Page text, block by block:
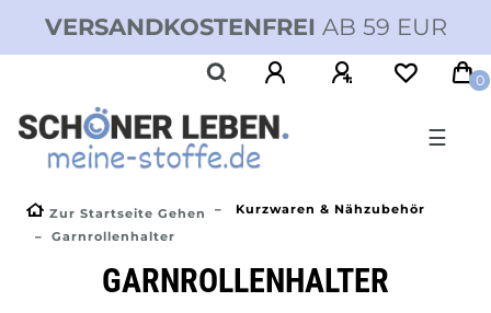
VERSANDKOSTENFREI AB 59 EUR
0
☰
Zur Startseite Gehen
Kurzwaren & Nähzubehör
Garnrollenhalter
GARNROLLENHALTER